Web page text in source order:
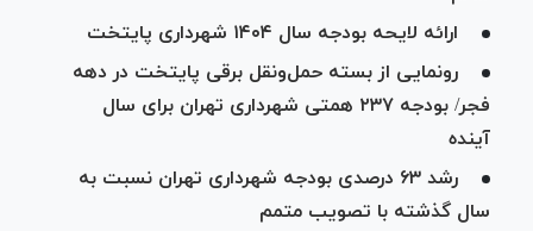
ارائه لایحه بودجه سال ۱۴۰۴ شهرداری پایتخت
رونمایی از بسته حمل‌و‌نقل برقی پایتخت در دهه
فجر/ بودجه ۲۳۷ همتی شهرداری تهران برای سال
آینده
رشد ۶۳ درصدی بودجه شهرداری تهران نسبت به
سال گذشته با تصویب متمم